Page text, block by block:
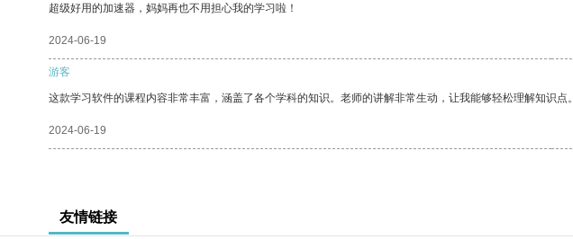
超级好用的加速器，妈妈再也不用担心我的学习啦！
2024-06-19
游客
这款学习软件的课程内容非常丰富，涵盖了各个学科的知识。老师的讲解非常生动，让我能够轻松理解知识点。
2024-06-19
友情链接